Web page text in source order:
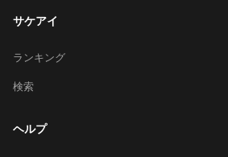
サケアイ
ランキング
検索
ヘルプ